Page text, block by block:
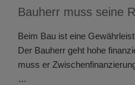
Bauherr muss seine
Beim Bau ist eine
Der Bauherr geht hohe
muss er
…